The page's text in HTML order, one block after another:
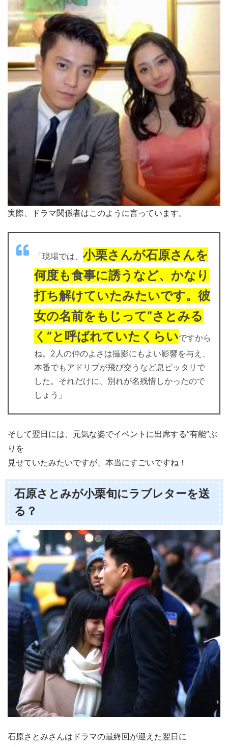
実際、ドラマ関係者はこのように言っています。
「現場では、 小栗さんが石原さんを
何度も食事に誘うなど、かなり
打ち解けていたみたいです。彼
女の名前をもじって”さとみる
く”と呼ばれていたくらいですから
ね。2人の仲のよさは撮影にもよい影響を与え、
本番でもアドリブが飛び交うなど息ピッタリで
した。それだけに、別れが名残惜しかったので
しょう」
そして翌日には、元気な姿でイベントに出席する”有能”ぶ
りを
見せていたみたいですが、本当にすごいですね！
石原さとみが小栗旬にラブレターを送
る？
石原さとみさんはドラマの最終回が迎えた翌日に